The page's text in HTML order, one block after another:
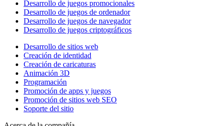
Desarrollo de juegos promocionales
Desarrollo de juegos de ordenador
Desarrollo de juegos de navegador
Desarrollo de juegos criptográficos
Desarrollo de sitios web
Creación de identidad
Creación de caricaturas
Animación 3D
Programación
Promoción de apps y juegos
Promoción de sitios web SEO
Soporte del sitio